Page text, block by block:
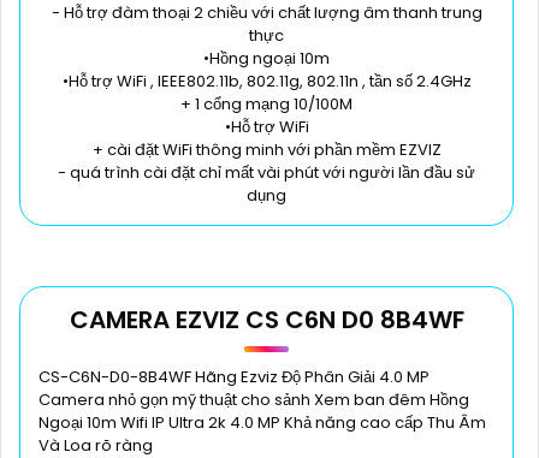
- Hỗ trợ đàm thoại 2 chiều với chất lượng âm thanh trung
thực
•Hồng ngoại 10m
•Hỗ trợ WiFi , IEEE802.11b, 802.11g, 802.11n , tần số 2.4GHz
+ 1 cổng mạng 10/100M
•Hỗ trợ WiFi
+ cài đặt WiFi thông minh với phần mềm EZVIZ
- quá trình cài đặt chỉ mất vài phút với người lần đầu sử
dụng
CAMERA EZVIZ CS C6N D0 8B4WF
CS-C6N-D0-8B4WF Hãng Ezviz Độ Phân Giải 4.0 MP
Camera nhỏ gọn mỹ thuật cho sảnh Xem ban đêm Hồng
Ngoại 10m Wifi IP Ultra 2k 4.0 MP Khả năng cao cấp Thu Âm
Và Loa rõ ràng